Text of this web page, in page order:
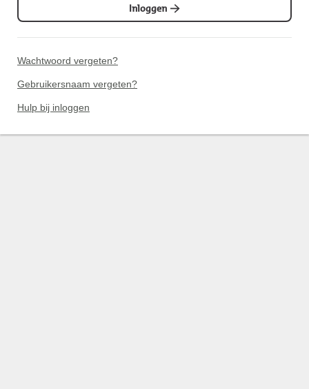
Inloggen
Wachtwoord vergeten?
Gebruikersnaam vergeten?
Hulp bij inloggen